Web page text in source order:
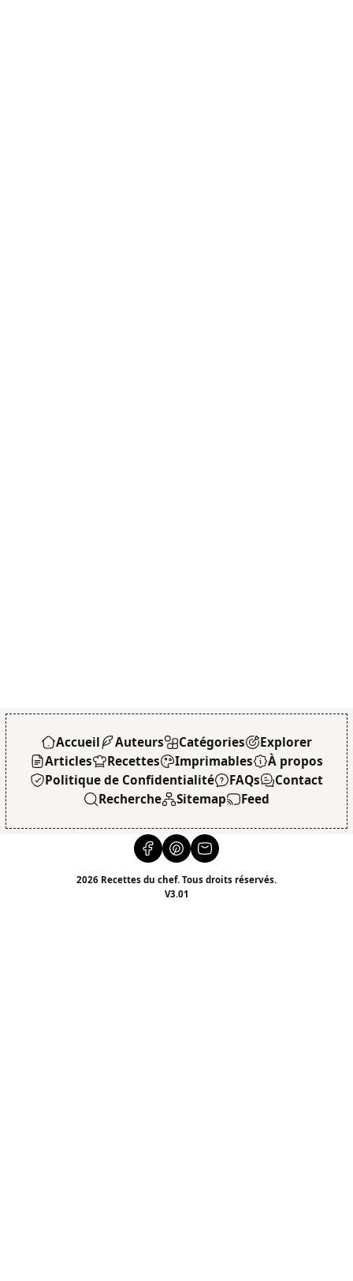
Accueil Auteurs Catégories
Explorer
Articles
Recettes Imprimables
À propos
Politique de Confidentialité
FAQs
Contact
Recherche
Sitemap Feed
2026 Recettes du chef. Tous droits réservés.
V3.01